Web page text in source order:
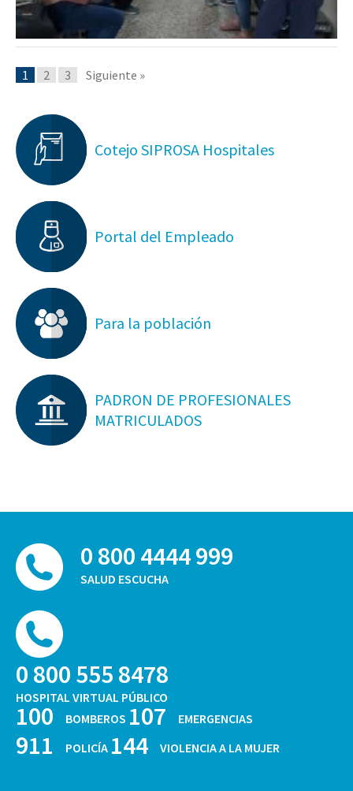
1 2 3 Siguiente »
Cotejo SIPROSA Hospitales
Portal del Empleado
Para la población
PADRON DE PROFESIONALES
MATRICULADOS
0 800 4444 999
SALUD ESCUCHA
0 800 555 8478
HOSPITAL VIRTUAL PÚBLICO
100 BOMBEROS 107 EMERGENCIAS
911 POLICÍA 144 VIOLENCIA A LA MUJER